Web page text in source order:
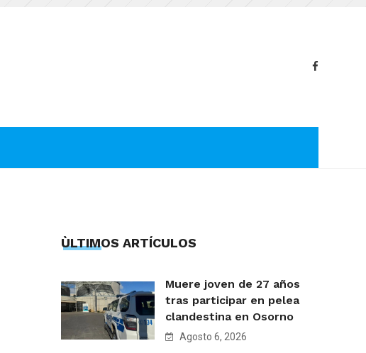
ÙLTIMOS ARTÍCULOS
Muere joven de 27 años
tras participar en pelea
clandestina en Osorno
Agosto 6, 2026